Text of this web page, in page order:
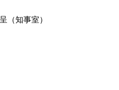
（知事室）